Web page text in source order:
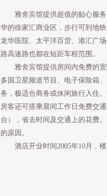
雅舍宾馆提供超值的贴心服务
华的徐家汇商业区，步行可到地
龙华医院、太平洋百货、港汇广
路高速路也都在短距车程范围
雅舍宾馆提供房间内免费的宽
多国卫星频道节目、电子保险箱
务，极适合商务或休闲旅行入住
房客还可搭乘晨间工作日免费交
台），省去时间及交通上的花费
的原因。
酒店开业时间2005年10月，楼